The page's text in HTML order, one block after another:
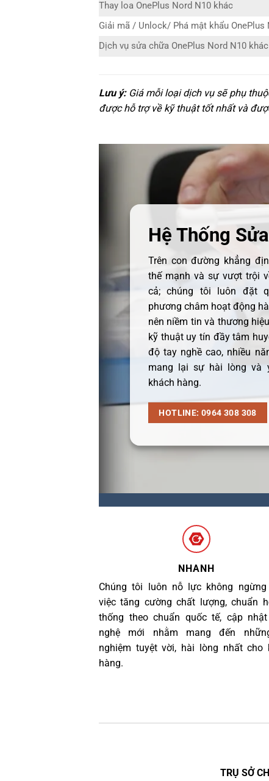
Thay loa OnePlus Nord N10 khác
Giải mã / Unlock/ Phá mật khẩu OnePlus
Dịch vụ sửa chữa OnePlus Nord N10 khác
Lưu ý:Giá mỗi loại dịch vụ sẽ phụ
được hỗ trợ về kỹ thuật tốt nhất và
Hệ Thống
Trên con đường khẳng
thế mạnh và sự vượt trội
cả; chúng tôi luôn đặt
phương châm hoạt động
nên niềm tin và thương
kỹ thuật uy tín đầy tâm
độ tay nghề cao, nhiều
mang lại sự hài lòng và
khách hàng.
HOTLINE: 0964 308 308
NHANH
Chúng tôi luôn nỗ lực không ngừng
việc tăng cường chất lượng, chuẩn
thống theo chuẩn quốc tế, cập
nghệ mới nhằm mang đến
nghiệm tuyệt vời, hài lòng nhất cho
hàng.
TRỤ SỞ